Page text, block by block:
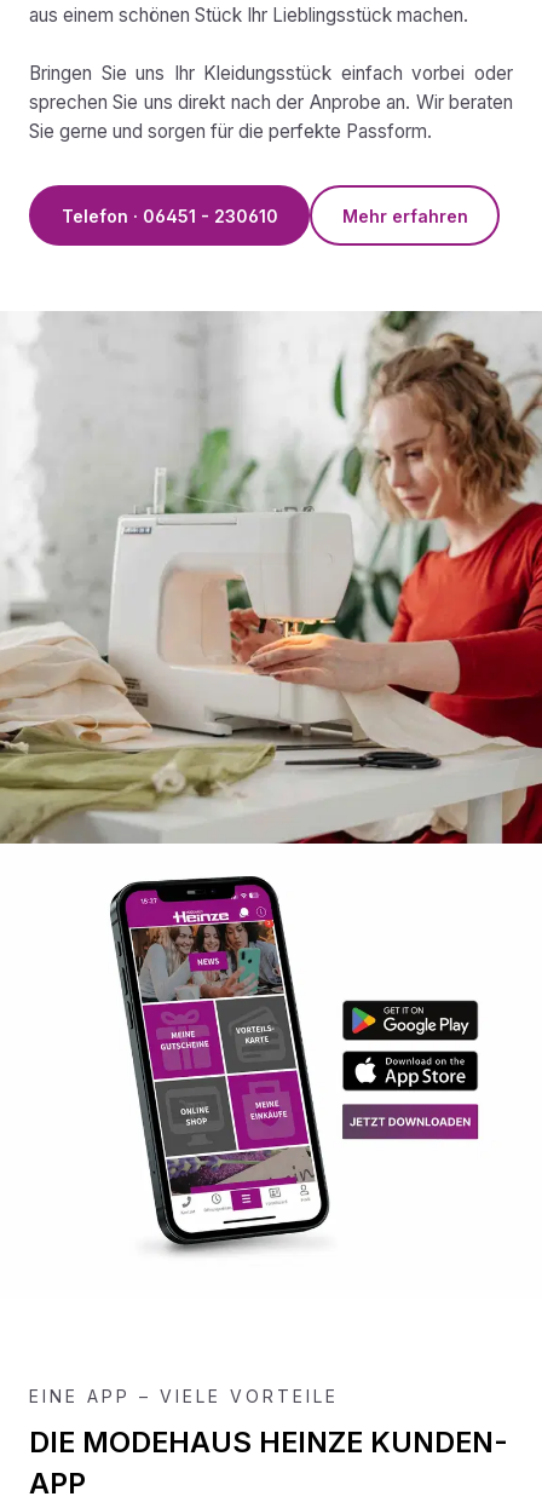
aus einem schönen Stück Ihr Lieblingsstück machen.
Bringen Sie uns Ihr Kleidungsstück einfach vorbei oder
sprechen Sie uns direkt nach der Anprobe an. Wir beraten
Sie gerne und sorgen für die perfekte Passform.
Telefon · 06451 - 230610 Mehr erfahren
EINE APP – VIELE VORTEILE
DIE MODEHAUS HEINZE KUNDEN-
APP